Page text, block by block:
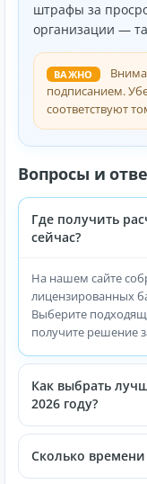
штрафы за
организации —
ВАЖНО
подписанием.
соответствуют
Вопросы и
Где получить
сейчас?
На нашем сайте
лицензированных
Выберите
получите решение
Как выбрать
2026 году?
Сколько